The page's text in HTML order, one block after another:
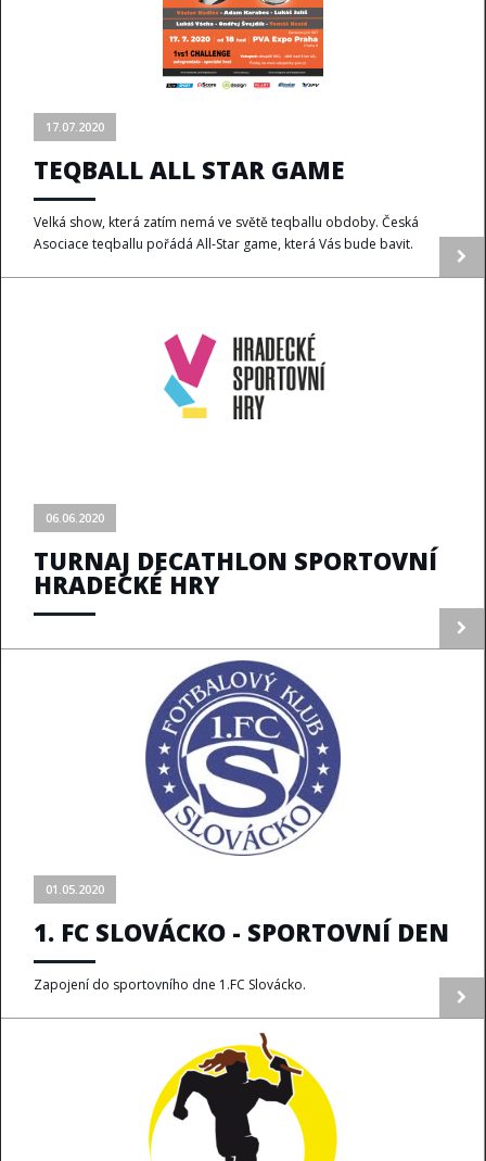
17.07.2020
TEQBALL ALL STAR GAME
Velká show, která zatím nemá ve světě teqballu obdoby. Česká
Asociace teqballu pořádá All-Star game, která Vás bude bavit.
06.06.2020
TURNAJ DECATHLON SPORTOVNÍ
HRADECKÉ HRY
01.05.2020
1. FC SLOVÁCKO - SPORTOVNÍ DEN
Zapojení do sportovního dne 1.FC Slovácko.